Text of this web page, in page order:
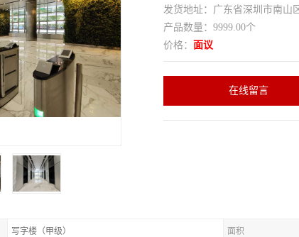
发货地址：广东省深圳市南山
产品数量：9999.00个
价格： 面议
在线留言
写字楼（甲级） 面积